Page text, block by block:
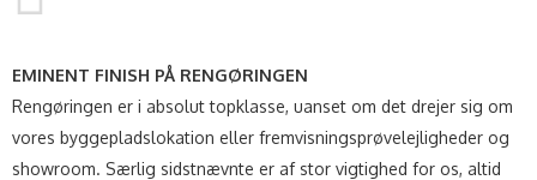
EMINENT FINISH PÅ RENGØRINGEN
Rengøringen er i absolut topklasse, uanset om det drejer sig om
vores byggepladslokation eller fremvisningsprøvelejligheder og
showroom. Særlig sidstnævnte er af stor vigtighed for os, altid